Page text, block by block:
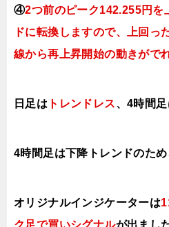
④2つ前のピーク142.255円を
ドに転換 し ますので、上回っ
線から再上昇開始の動きがで
日足は トレンドレス、4時間
4時間足は下降トレンドのため
オリジナルインジケーターは
ク足で買いシグナルが出まし